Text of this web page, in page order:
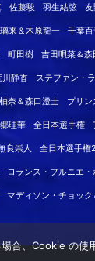
佐藤駿 羽生結弦
来＆木原龍一 千葉
町田樹 吉田唄菜＆
川静香 ステファン・
奈＆森口澄士 プリ
理華 全日本選手権
良崇人 全日本選手権
ロランス・フルニエ
マディソン・チョッ
合、Cookie の